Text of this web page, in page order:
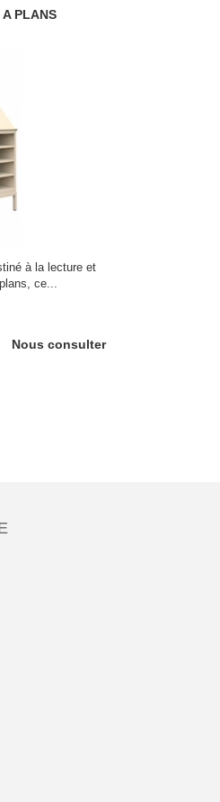
PLANS
à la lecture et
ce...
Nous consulter